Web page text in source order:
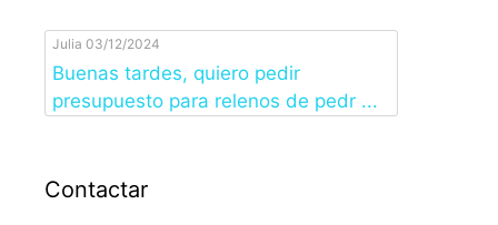
Julia 03/12/2024
Buenas tardes, quiero pedir
presupuesto para relenos de pedr ...
Contactar